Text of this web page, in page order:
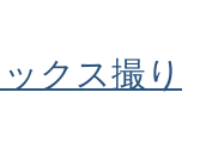
クス撮り